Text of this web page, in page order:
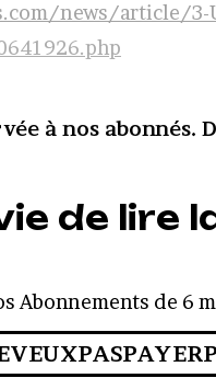
news/article/3-
à nos abonnés.
de lire
Abonnements de 6